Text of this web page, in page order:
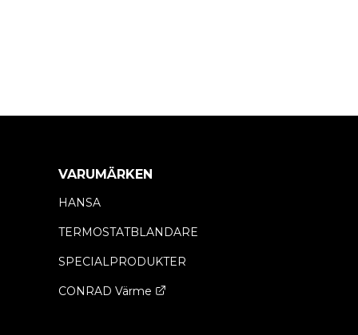
VARUMÄRKEN
HANSA
TERMOSTATBLANDARE
SPECIALPRODUKTER
CONRAD Värme